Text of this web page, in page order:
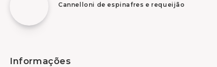
Cannelloni de espinafres e requeijão
Informações